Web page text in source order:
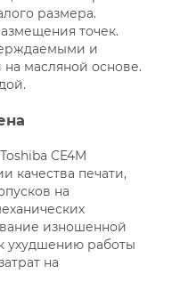
размера.
точек.
и
масляной основе.
CE4M
качества печати,
на
изношенной
ухудшению работы
на